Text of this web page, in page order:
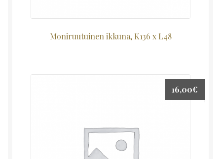
Moniruutuinen ikkuna, K136 x L48
16,00€